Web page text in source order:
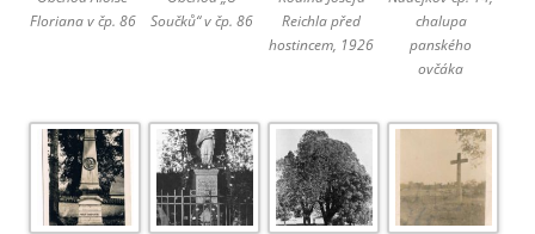
Floriana v čp. 86
Součků“ v čp. 86
Reichla před
hostincem, 1926
chalupa
panského
ovčáka